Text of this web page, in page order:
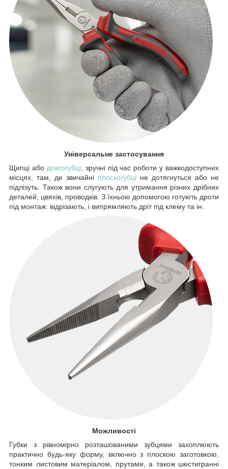
Універсальне застосування
Щипці або довгогубці, зручні під час роботи у важкодоступних
місцях, там, де звичайні плоскогубці не дотягнуться або не
підлізуть. Також вони слугують для утримання різних дрібних
деталей, цвяхів, проводків. З їхньою допомогою готують дроти
під монтаж: відрізають, і випрямляють дріт під клему та ін.
Можливості
Губки з рівномірно розташованими зубцями захоплюють
практично будь-яку форму, включно з плоскою заготовкою,
тонким листовим матеріалом, прутами, а також шестигранні